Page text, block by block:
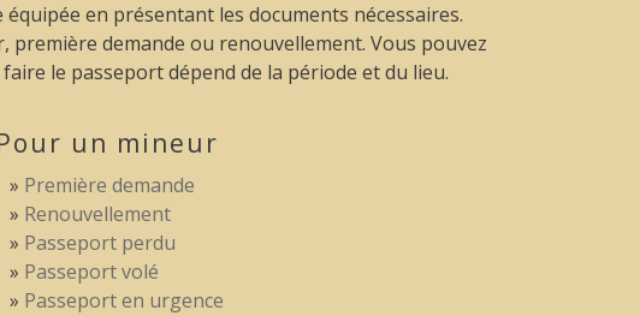
en présentant les documents nécessaires.
demande ou renouvellement. Vous pouvez
le passeport dépend de la période et du lieu.
un mineur
Première demande
Renouvellement
Passeport perdu
Passeport volé
Passeport en urgence